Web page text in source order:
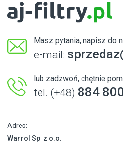
Masz pytania, napisz do
e-mail:
lub zadzwoń, chętnie
tel. (+48) 884
Adres:
Wanrol Sp. z o.o.